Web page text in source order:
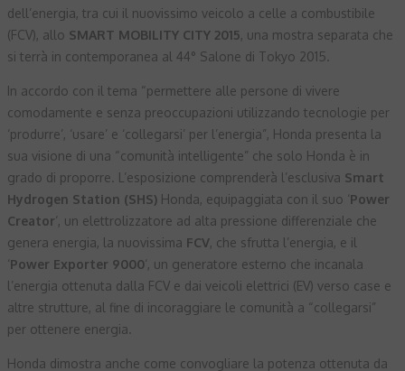
dell’energia, tra cui il nuovissimo veicolo a celle a combustibile
(FCV), allo SMART MOBILITY CITY 2015, una mostra separata che
si terrà in contemporanea al 44° Salone di Tokyo 2015.
In accordo con il tema “permettere alle persone di vivere
comodamente e senza preoccupazioni utilizzando tecnologie per
‘produrre’, ‘usare’ e ‘collegarsi’ per l’energia”, Honda presenta la
sua visione di una “comunità intelligente” che solo Honda è in
grado di proporre. L’esposizione comprenderà l’esclusiva Smart
Hydrogen Station (SHS) Honda, equipaggiata con il suo ‘Power
Creator‘, un elettrolizzatore ad alta pressione differenziale che
genera energia, la nuovissima FCV, che sfrutta l’energia, e il
‘Power Exporter 9000‘, un generatore esterno che incanala
l’energia ottenuta dalla FCV e dai veicoli elettrici (EV) verso case e
altre strutture, al fine di incoraggiare le comunità a “collegarsi”
per ottenere energia.
Honda dimostra anche come convogliare la potenza ottenuta da